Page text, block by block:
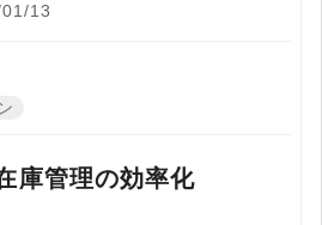
13
庫管理の効率化